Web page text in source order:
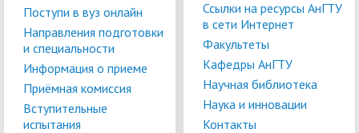
Поступи в вуз онлайн
Направления подготовки
и специальности
Информация о приеме
Приёмная комиссия
Вступительные
испытания
Ссылки на ресурсы АнГТУ
в сети Интернет
Факультеты
Кафедры АнГТУ
Научная библиотека
Наука и инновации
Контакты